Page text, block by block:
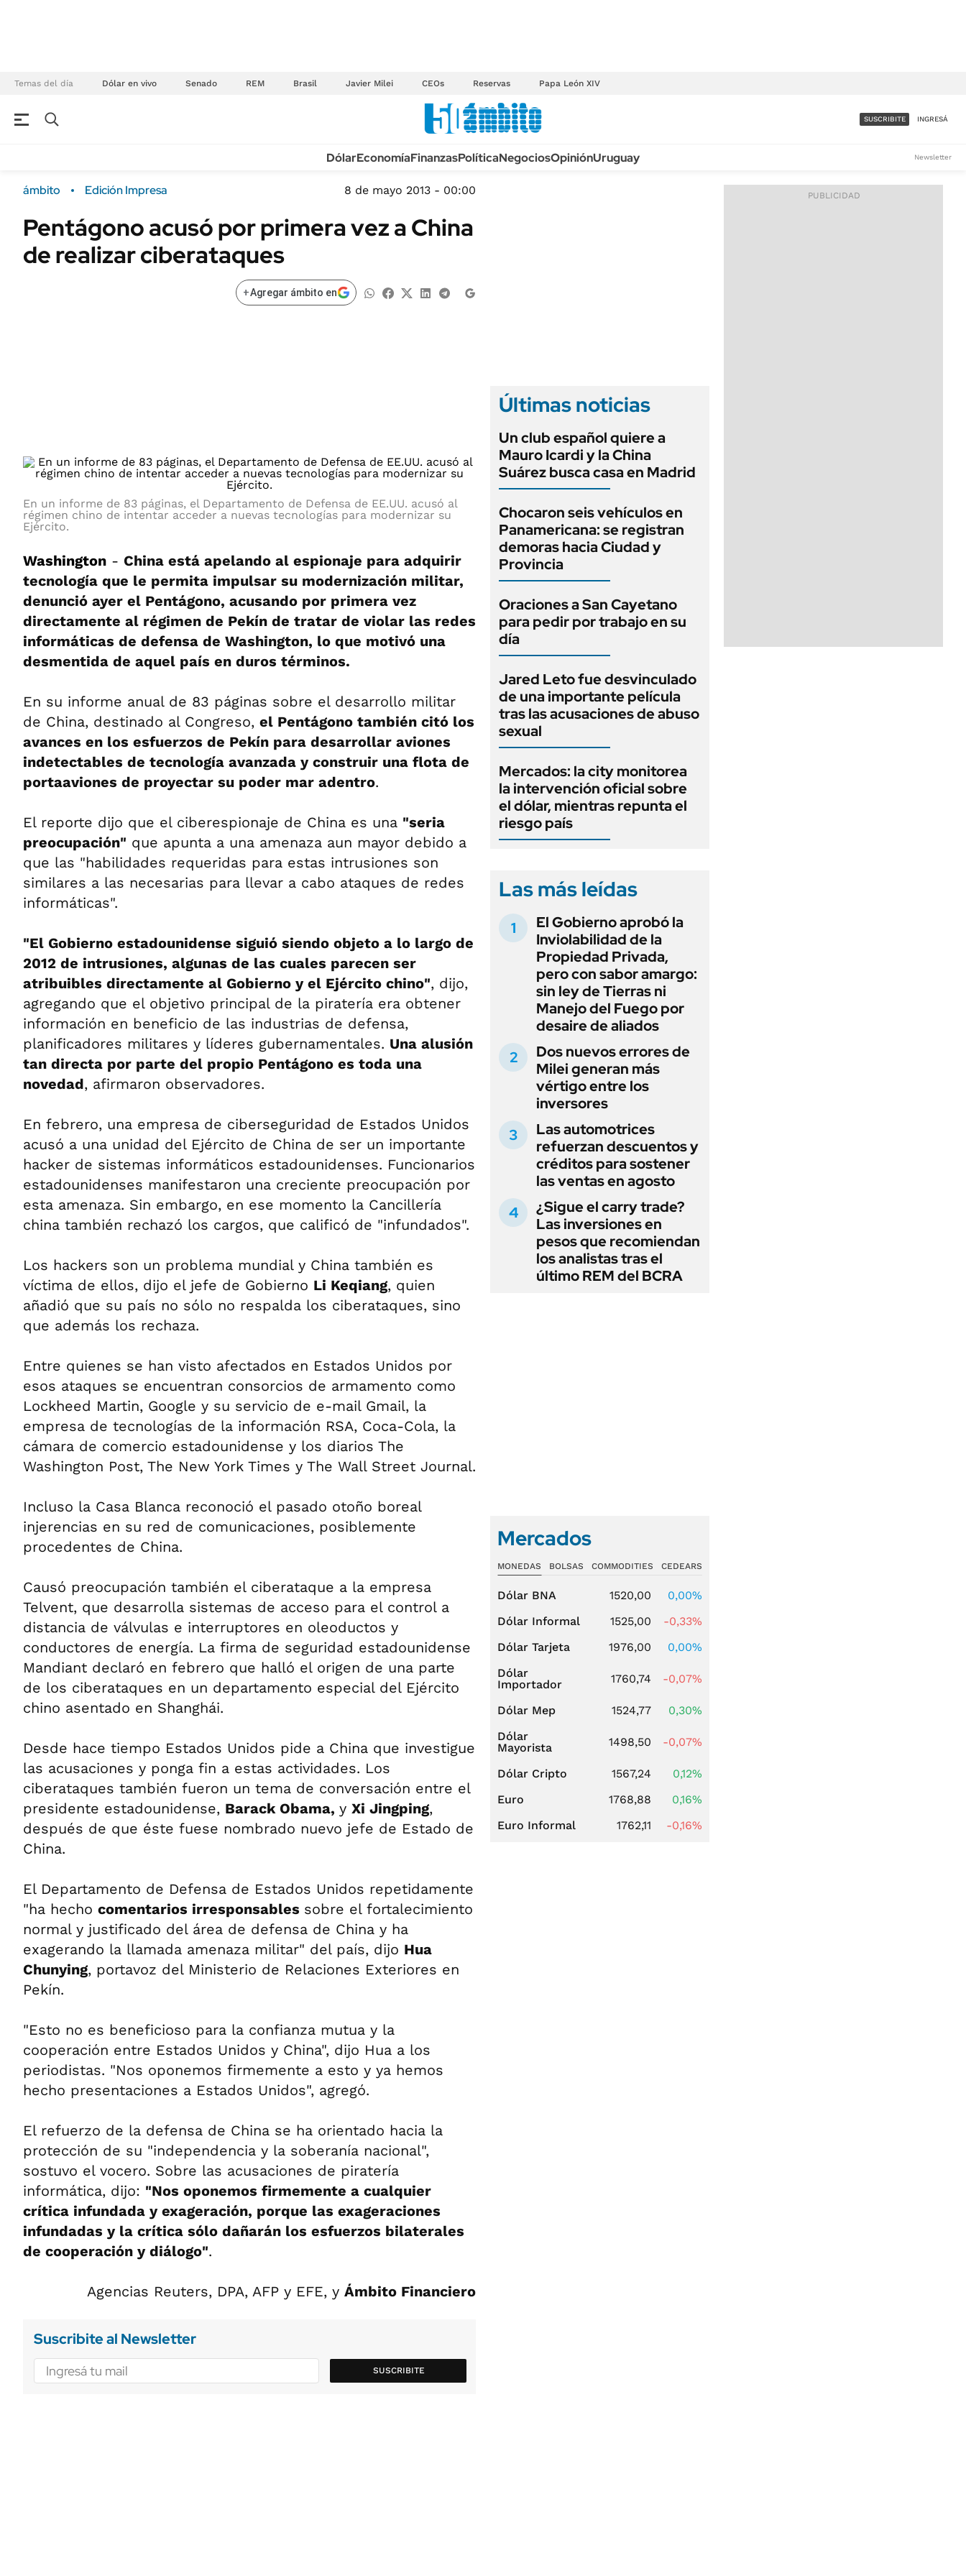
Temas del día Dólar en vivo Senado REM Brasil Javier Milei CEOs Reservas Papa León XIV
Campo
FINANZAS
Sustentabilidad
ENERGY REPORT
POLÍTICA
TECNOLOGÍA
MÉXICO
MUNDO
ACCESO FULL - $1.800/MES
SUSCRIBITE INGRESÁ
DólarEconomíaFinanzasPolíticaNegociosOpiniónUruguay Newsletter
ámbito Edición Impresa 8 de mayo 2013 - 00:00
Pentágono acusó por primera vez a China
de realizar ciberataques
+Agregar ámbito en
En un informe de 83 páginas, el Departamento de Defensa de EE.UU. acusó al
régimen chino de intentar acceder a nuevas tecnologías para modernizar su
Ejército.
Washington - China está apelando al espionaje para adquirir
tecnología que le permita impulsar su modernización militar,
denunció ayer el Pentágono, acusando por primera vez
directamente al régimen de Pekín de tratar de violar las redes
informáticas de defensa de Washington, lo que motivó una
desmentida de aquel país en duros términos.
En su informe anual de 83 páginas sobre el desarrollo militar
de China, destinado al Congreso, el Pentágono también citó los
avances en los esfuerzos de Pekín para desarrollar aviones
indetectables de tecnología avanzada y construir una flota de
portaaviones de proyectar su poder mar adentro.
El reporte dijo que el ciberespionaje de China es una "seria
preocupación" que apunta a una amenaza aun mayor debido a
que las "habilidades requeridas para estas intrusiones son
similares a las necesarias para llevar a cabo ataques de redes
informáticas".
"El Gobierno estadounidense siguió siendo objeto a lo largo de
2012 de intrusiones, algunas de las cuales parecen ser
atribuibles directamente al Gobierno y el Ejército chino", dijo,
agregando que el objetivo principal de la piratería era obtener
información en beneficio de las industrias de defensa,
planificadores militares y líderes gubernamentales. Una alusión
tan directa por parte del propio Pentágono es toda una
novedad, afirmaron observadores.
En febrero, una empresa de ciberseguridad de Estados Unidos
acusó a una unidad del Ejército de China de ser un importante
hacker de sistemas informáticos estadounidenses. Funcionarios
estadounidenses manifestaron una creciente preocupación por
esta amenaza. Sin embargo, en ese momento la Cancillería
china también rechazó los cargos, que calificó de "infundados".
Los hackers son un problema mundial y China también es
víctima de ellos, dijo el jefe de Gobierno Li Keqiang, quien
añadió que su país no sólo no respalda los ciberataques, sino
que además los rechaza.
Entre quienes se han visto afectados en Estados Unidos por
esos ataques se encuentran consorcios de armamento como
Lockheed Martin, Google y su servicio de e-mail Gmail, la
empresa de tecnologías de la información RSA, Coca-Cola, la
cámara de comercio estadounidense y los diarios The
Washington Post, The New York Times y The Wall Street Journal.
Incluso la Casa Blanca reconoció el pasado otoño boreal
injerencias en su red de comunicaciones, posiblemente
procedentes de China.
Causó preocupación también el ciberataque a la empresa
Telvent, que desarrolla sistemas de acceso para el control a
distancia de válvulas e interruptores en oleoductos y
conductores de energía. La firma de seguridad estadounidense
Mandiant declaró en febrero que halló el origen de una parte
de los ciberataques en un departamento especial del Ejército
chino asentado en Shanghái.
Desde hace tiempo Estados Unidos pide a China que investigue
las acusaciones y ponga fin a estas actividades. Los
ciberataques también fueron un tema de conversación entre el
presidente estadounidense, Barack Obama, y Xi Jingping,
después de que éste fuese nombrado nuevo jefe de Estado de
China.
El Departamento de Defensa de Estados Unidos repetidamente
"ha hecho comentarios irresponsables sobre el fortalecimiento
normal y justificado del área de defensa de China y ha
exagerando la llamada amenaza militar" del país, dijo Hua
Chunying, portavoz del Ministerio de Relaciones Exteriores en
Pekín.
"Esto no es beneficioso para la confianza mutua y la
cooperación entre Estados Unidos y China", dijo Hua a los
periodistas. "Nos oponemos firmemente a esto y ya hemos
hecho presentaciones a Estados Unidos", agregó.
El refuerzo de la defensa de China se ha orientado hacia la
protección de su "independencia y la soberanía nacional",
sostuvo el vocero. Sobre las acusaciones de piratería
informática, dijo: "Nos oponemos firmemente a cualquier
crítica infundada y exageración, porque las exageraciones
infundadas y la crítica sólo dañarán los esfuerzos bilaterales
de cooperación y diálogo".
Agencias Reuters, DPA, AFP y EFE, y Ámbito Financiero
Suscribite al Newsletter
SUSCRIBITE
Últimas noticias
Un club español quiere a
Mauro Icardi y la China
Suárez busca casa en Madrid
Chocaron seis vehículos en
Panamericana: se registran
demoras hacia Ciudad y
Provincia
Oraciones a San Cayetano
para pedir por trabajo en su
día
Jared Leto fue desvinculado
de una importante película
tras las acusaciones de abuso
sexual
Mercados: la city monitorea
la intervención oficial sobre
el dólar, mientras repunta el
riesgo país
Las más leídas
El Gobierno aprobó la
Inviolabilidad de la
Propiedad Privada,
pero con sabor amargo:
sin ley de Tierras ni
Manejo del Fuego por
desaire de aliados
Dos nuevos errores de
Milei generan más
vértigo entre los
inversores
Las automotrices
refuerzan descuentos y
créditos para sostener
las ventas en agosto
¿Sigue el carry trade?
Las inversiones en
pesos que recomiendan
los analistas tras el
último REM del BCRA
Mercados
MONEDAS BOLSAS COMMODITIES CEDEARS
Dólar BNA 1520,00
0,00%
Dólar Informal
1525,00
-0,33%
Dólar Tarjeta
1976,00
0,00%
Dólar
Importador
1760,74 -0,07%
Dólar Mep 1524,77
0,30%
Dólar
Mayorista
1498,50 -0,07%
Dólar Cripto 1567,24
0,12%
Euro
1768,88
0,16%
Euro Informal
1762,11 -0,16%